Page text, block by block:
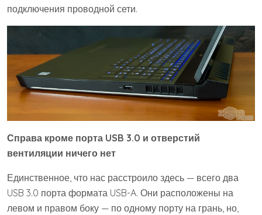
подключения проводной сети.
Справа кроме порта USB 3.0 и отверстий
вентиляции ничего нет
Единственное, что нас расстроило здесь — всего два
USB 3.0 порта формата USB-A. Они расположены на
левом и правом боку — по одному порту на грань, но,